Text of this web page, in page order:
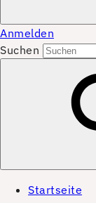
Anmelden
Suchen
Startseite